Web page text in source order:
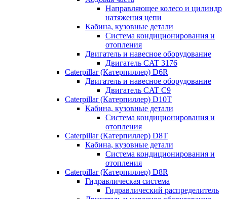
Направляющее колесо и цилиндр
натяжения цепи
Кабина, кузовные детали
Система кондиционирования и
отопления
Двигатель и навесное оборудование
Двигатель CAT 3176
Caterpillar (Катерпиллер) D6R
Двигатель и навесное оборудование
Двигатель CAT C9
Caterpillar (Катерпиллер) D10T
Кабина, кузовные детали
Система кондиционирования и
отопления
Caterpillar (Катерпиллер) D8T
Кабина, кузовные детали
Система кондиционирования и
отопления
Caterpillar (Катерпиллер) D8R
Гидравлическая система
Гидравлический распределитель